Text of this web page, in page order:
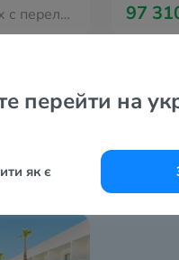
перейти на
як є
из Ганновера 97